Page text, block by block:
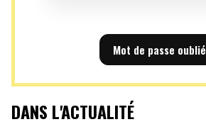
Mot de passe oublié
DANS L'ACTUALITÉ